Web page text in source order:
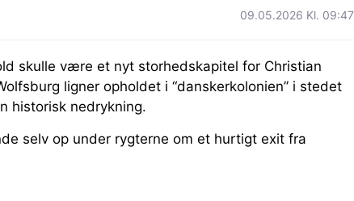
09.05.2026 Kl. 09:47
skulle være et nyt storhedskapitel for Christian
ligner opholdet i “danskerkolonien” i stedet
historisk nedrykning.
selv op under rygterne om et hurtigt exit fra